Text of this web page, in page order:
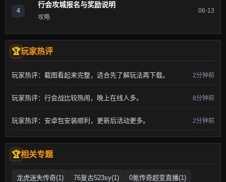
4
行会攻城报名与奖励说明
攻略
06-13
玩家热评
玩家热评：截图看起来完整，适合先了解玩法再下载。 2分钟前
玩家热评：行会战比较热闹，晚上在线人多。 8分钟前
玩家热评：安卓包安装顺利，更新后活动更多。 2分钟前
相关专题
龙虎迷失传奇(1) 76复古523sy(1) 0氪传奇超变直播(1)